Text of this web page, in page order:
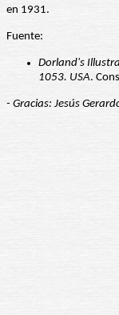
en 1931.
Fuente:
Dorland's
1053. USA.
- Gracias: Jesús